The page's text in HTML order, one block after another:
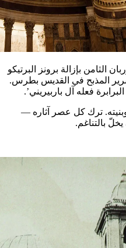
الثامن بإزالة برونز البرتيكو
المذبح في القديس بطرس.
فعله آل باربيريني’.
وبنيته. ترك كل عصر آثاره —
بالتناغم.